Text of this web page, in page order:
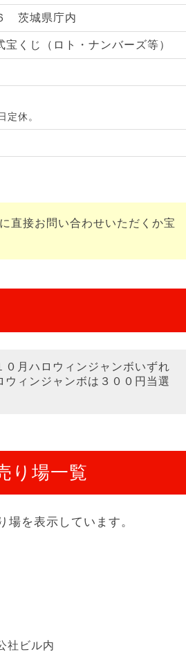
茨城県庁内
くじ（ロト・ナンバーズ等）
定休。
直接お問い合わせいただくか宝
０月ハロウィンジャンボいずれ
ィンジャンボは３００円当選
り場一覧
を表示しています。
社ビル内